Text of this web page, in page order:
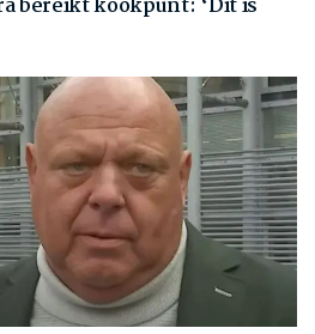
bereikt kookpunt: ‘Dit is